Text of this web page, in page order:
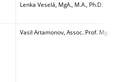
Lenka Veselá, MgA., M.A., Ph.D.
Vasil Artamonov, Assoc. Prof. MgA.